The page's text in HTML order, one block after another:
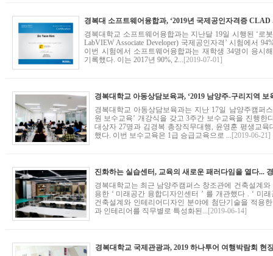
경복대학교 소프트웨어융합과는 지난달 19일 시행된 ‘로
LabVIEW Associate Developer) 국제공인자격’ 시험에서
이번 시험에서 소프트웨어융합과는 재학생 34명이 응시
기록했다. 이는 2017년 90%, 2... [2019-07-01]
경복대학교 아동상담보육과는 지난 17일 남양주캠퍼
원 보수교육’ 개강식을 갖고 3주간 보수교육을 진행한
대상자 27명과 김경복 총장직무대행, 윤영훈 평생교
했다. 이번 보수교육은 1급 승급교육으로 ... [2019-06-21]
경복대학교는 최근 남양주캠퍼스 창조관에 건축설계
용한 ‘ 미래공간 융합디자인센터 ’ 를 개관했다 . ‘ 미
건축설계와 인테리어디자인 분야에 첨단기술을 적용
과 인테리어를 직무별로 특성화된... [2019-06-14]
경복대학교 국제관광과, 2019 하나투어 여행박람회 현